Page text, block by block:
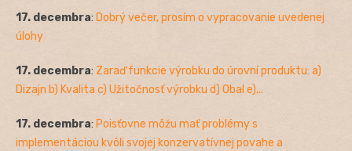
17. decembra: Dobrý večer, prosím o vypracovanie uvedenej
úlohy
17. decembra: Zaraď funkcie výrobku do úrovní produktu: a)
Dizajn b) Kvalita c) Užitočnosť výrobku d) Obal e)...
17. decembra: Poisťovne môžu mať problémy s
implementáciou kvôli svojej konzervatívnej povahe a